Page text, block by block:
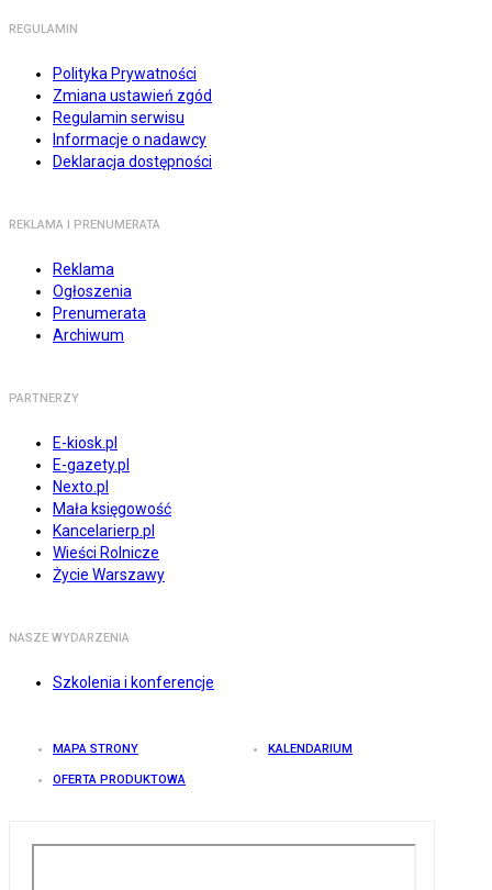
REGULAMIN
Polityka Prywatności
Zmiana ustawień zgód
Regulamin serwisu
Informacje o nadawcy
Deklaracja dostępności
REKLAMA I PRENUMERATA
Reklama
Ogłoszenia
Prenumerata
Archiwum
PARTNERZY
E-kiosk.pl
E-gazety.pl
Nexto.pl
Mała księgowość
Kancelarierp.pl
Wieści Rolnicze
Życie Warszawy
NASZE WYDARZENIA
Szkolenia i konferencje
MAPA STRONY KALENDARIUM
OFERTA PRODUKTOWA